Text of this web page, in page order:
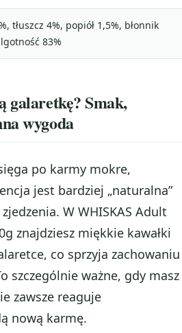
tłuszcz 4%, popiół 1,5%, błonnik
83%
galaretkę? Smak,
wygoda
po karmy mokre,
jest bardziej „naturalna”
W WHISKAS Adult
znajdziesz miękkie kawałki
co sprzyja zachowaniu
szczególnie ważne, gdy masz
zawsze reaguje
nową karmę.